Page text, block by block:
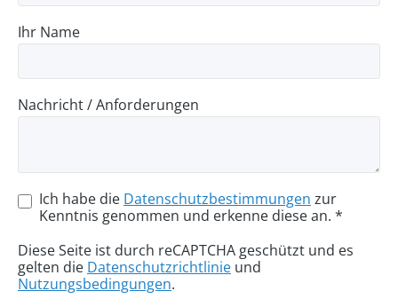
Ihr Name
Nachricht / Anforderungen
Ich habe die Datenschutzbestimmungen zur
Kenntnis genommen und erkenne diese an. *
Diese Seite ist durch reCAPTCHA geschützt und es
gelten die Datenschutzrichtlinie und
Nutzungsbedingungen.